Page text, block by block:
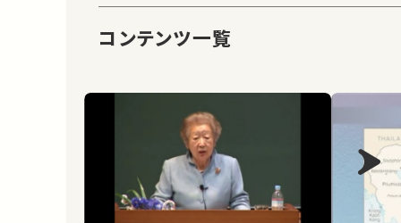
コンテンツ一覧